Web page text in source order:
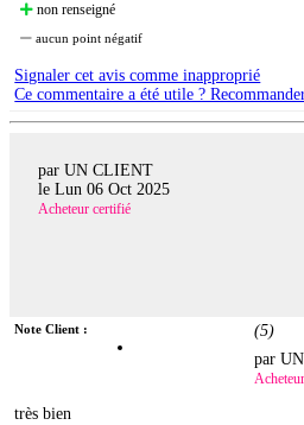
non renseigné
aucun point négatif
Signaler cet avis comme inapproprié
Ce commentaire a été utile ?
par UN CLIENT
le Lun 06 Oct 2025
Acheteur certifié
Note Client : (5)
par
très bien